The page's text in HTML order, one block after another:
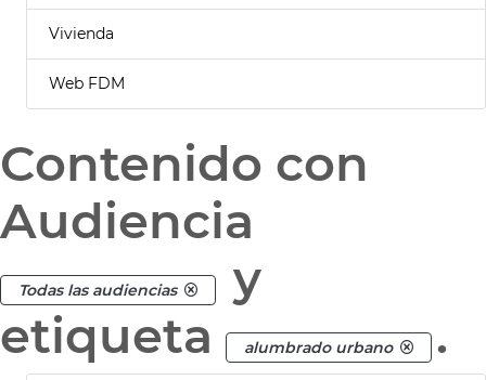
Vivienda
Web FDM
Contenido con
Audiencia
Todas las audiencias
y
etiqueta
alumbrado urbano .